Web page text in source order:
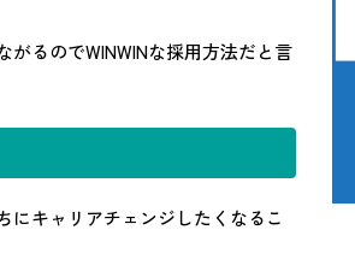
るのでWINWINな採用方法だと言
にキャリアチェンジしたくなるこ